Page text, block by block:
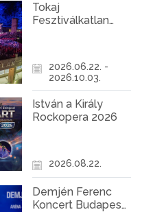
Tokaj
Fesztiválkatlan
2026.06.22. -
2026.10.03.
István a Király
Rockopera 2026
2026.08.22.
Demjén Ferenc
Koncert Budapest